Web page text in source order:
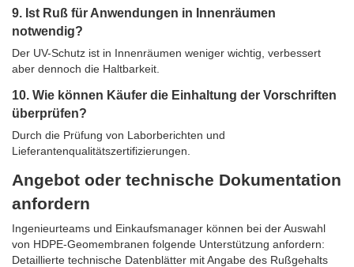
9. Ist Ruß für Anwendungen in Innenräumen
notwendig?
Der UV-Schutz ist in Innenräumen weniger wichtig, verbessert
aber dennoch die Haltbarkeit.
10. Wie können Käufer die Einhaltung der Vorschriften
überprüfen?
Durch die Prüfung von Laborberichten und
Lieferantenqualitätszertifizierungen.
Angebot oder technische Dokumentation
anfordern
Ingenieurteams und Einkaufsmanager können bei der Auswahl
von HDPE-Geomembranen folgende Unterstützung anfordern:
Detaillierte technische Datenblätter mit Angabe des Rußgehalts